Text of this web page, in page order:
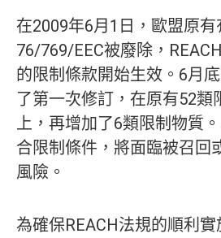
在2009年6月1日，歐盟原
76/769/EEC被廢除，
的限制條款開始生效。6月
了第一次修訂，在原有52類
上，再增加了6類限制物質
合限制條件，將面臨被召回
風險。
為確保REACH法規的順利